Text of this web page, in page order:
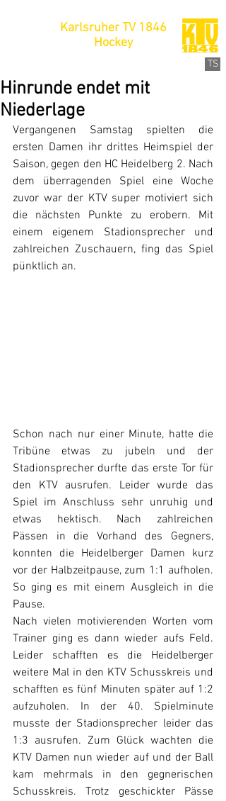
Karlsruher TV 1846
Hockey
TS
Hinrunde endet mit
Niederlage
Vergangenen Samstag spielten die
ersten Damen ihr drittes Heimspiel der
Saison, gegen den HC Heidelberg 2. Nach
dem überragenden Spiel eine Woche
zuvor war der KTV super motiviert sich
die nächsten Punkte zu erobern. Mit
einem eigenem Stadionsprecher und
zahlreichen Zuschauern, fing das Spiel
pünktlich an.
Schon nach nur einer Minute, hatte die
Tribüne etwas zu jubeln und der
Stadionsprecher durfte das erste Tor für
den KTV ausrufen. Leider wurde das
Spiel im Anschluss sehr unruhig und
etwas hektisch. Nach zahlreichen
Pässen in die Vorhand des Gegners,
konnten die Heidelberger Damen kurz
vor der Halbzeitpause, zum 1:1 aufholen.
So ging es mit einem Ausgleich in die
Pause.
Nach vielen motivierenden Worten vom
Trainer ging es dann wieder aufs Feld.
Leider schafften es die Heidelberger
weitere Mal in den KTV Schusskreis und
schafften es fünf Minuten später auf 1:2
aufzuholen. In der 40. Spielminute
musste der Stadionsprecher leider das
1:3 ausrufen. Zum Glück wachten die
KTV Damen nun wieder auf und der Ball
kam mehrmals in den gegnerischen
Schusskreis. Trotz geschickter Pässe